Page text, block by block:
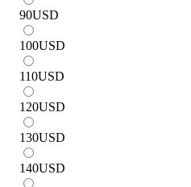
90USD
100USD
110USD
120USD
130USD
140USD